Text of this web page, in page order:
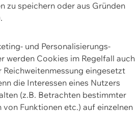
zu speichern oder aus Gründen
und Personalisierungs-
werden Cookies im Regelfall auch
Reichweitenmessung eingesetzt
die Interessen eines Nutzers
(z.B. Betrachten bestimmter
von Funktionen etc.) auf einzelnen